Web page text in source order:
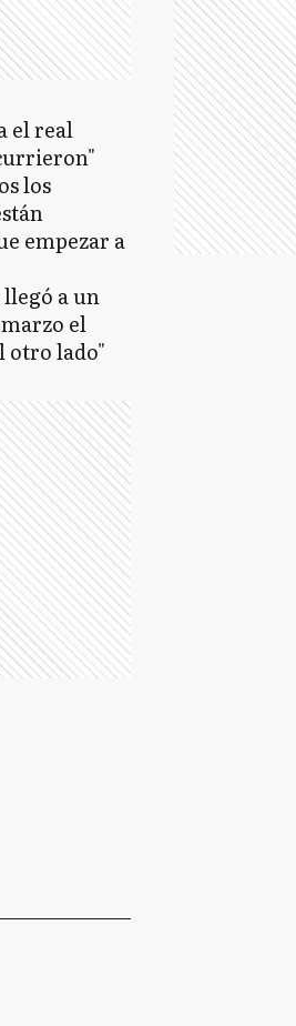
el real
los
empezar a
a un
el
otro lado"